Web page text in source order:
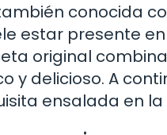
conocida
estar presente
original
y delicioso. A
ensalada en